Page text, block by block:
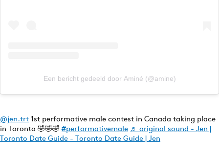
Een bericht gedeeld door Aminé (@amine)
@jen.trt 1st performative male contest in Canada taking place
in Toronto 🤣🤣🤣#performativemale ♬ original sound - Jen |
Toronto Date Guide - Toronto Date Guide | Jen